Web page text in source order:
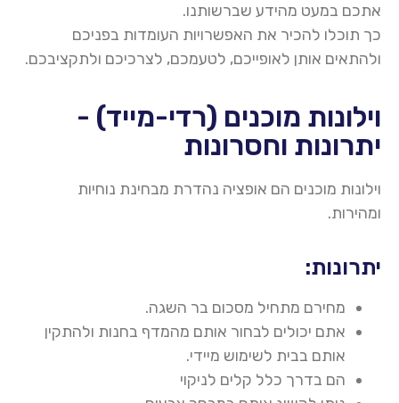
אתכם במעט מהידע שברשותנו.
כך תוכלו להכיר את האפשרויות העומדות בפניכם
ולהתאים אותן לאופייכם, לטעמכם, לצרכיכם ולתקציבכם.
וילונות מוכנים (רדי-מייד) -
יתרונות וחסרונות
וילונות מוכנים הם אופציה נהדרת מבחינת נוחיות
ומהירות.
יתרונות:
מחירם מתחיל מסכום בר השגה.
אתם יכולים לבחור אותם מהמדף בחנות ולהתקין
אותם בבית לשימוש מיידי.
הם בדרך כלל קלים לניקוי